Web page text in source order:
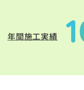
年間施工実績